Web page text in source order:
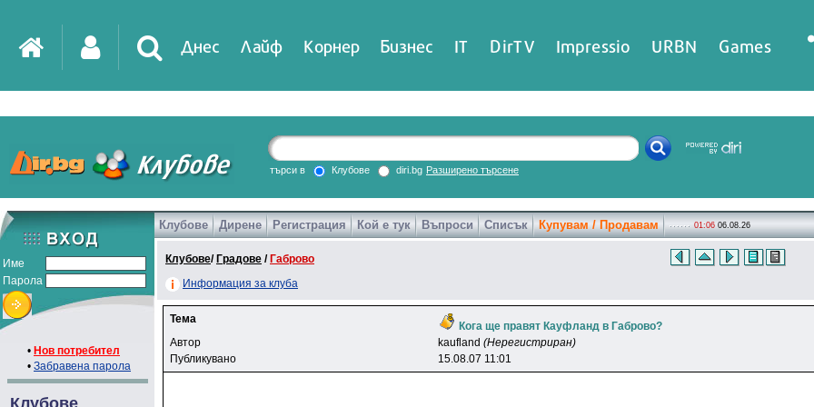
Днес Лайф Корнер Бизнес IT DirTV Impressio URBN Games
търси в Клубове diri.bg Разширено търсене
Име
Парола
• Нов потребител
• Забравена парола
Клубове
Клубове Дирене Регистрация Кой е тук Въпроси Списък Купувам / Продавам 01:06 06.08.26
Клубове/ Градове / Габрово
Информация за клуба
Тема
Кога ще правят Кауфланд в Габрово?
Автор
kaufland (Нерегистриран)
Публикувано
15.08.07 11:01